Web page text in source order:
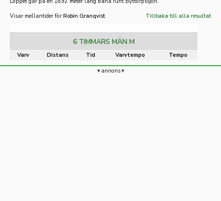
Visar mellantider för Robin Granqvist Tillbaka till alla resultat
6 TIMMARS MÄN M
Varv Distans Tid Varvtempo Tempo
annons